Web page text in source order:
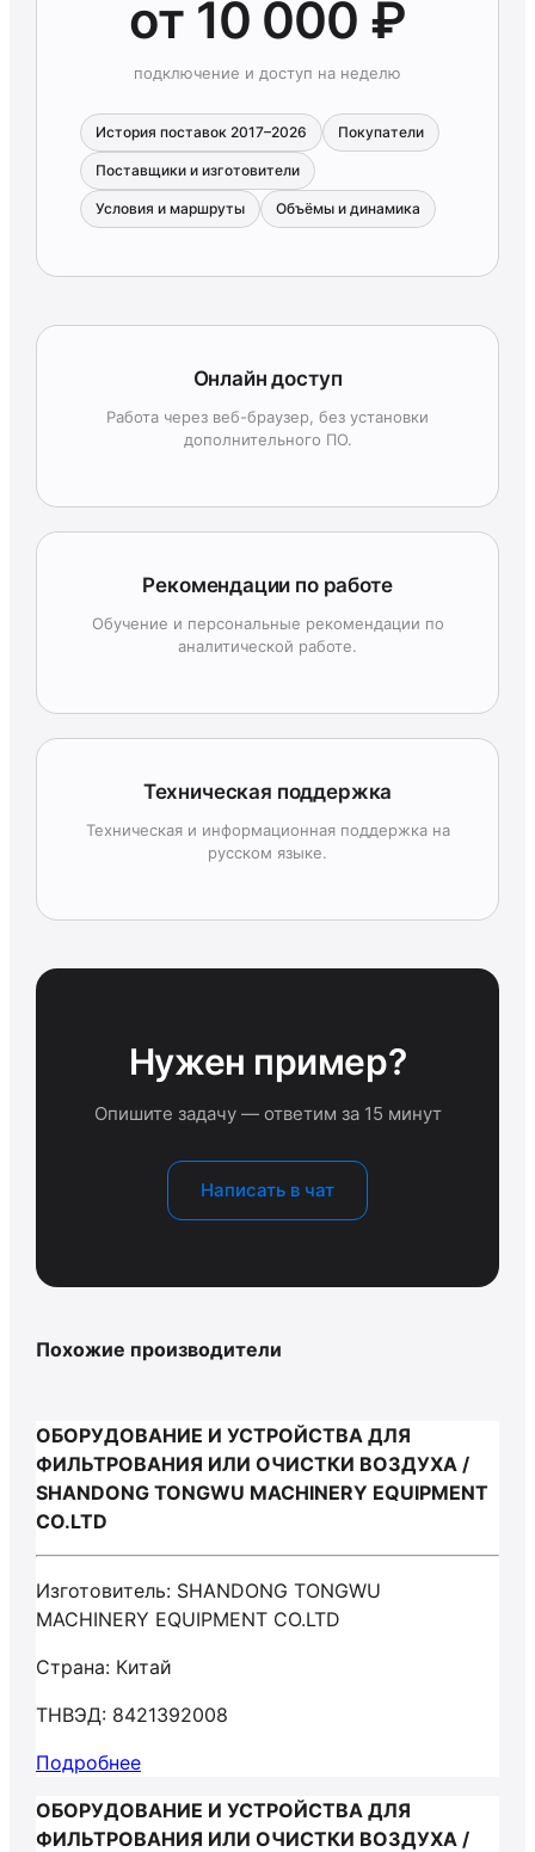
от 10 000 ₽
подключение и доступ на неделю
История поставок 2017–2026 Покупатели
Поставщики и изготовители
Условия и маршруты Объёмы и динамика
Онлайн доступ
Работа через веб-браузер, без установки
дополнительного ПО.
Рекомендации по работе
Обучение и персональные рекомендации по
аналитической работе.
Техническая поддержка
Техническая и информационная поддержка на
русском языке.
Нужен пример?
Опишите задачу — ответим за 15 минут
Написать в чат
Похожие производители
ОБОРУДОВАНИЕ И УСТРОЙСТВА ДЛЯ
ФИЛЬТРОВАНИЯ ИЛИ ОЧИСТКИ ВОЗДУХА /
SHANDONG TONGWU MACHINERY EQUIPMENT
CO.LTD
Изготовитель: SHANDONG TONGWU
MACHINERY EQUIPMENT CO.LTD
Страна: Китай
ТНВЭД: 8421392008
Подробнее
ОБОРУДОВАНИЕ И УСТРОЙСТВА ДЛЯ
ФИЛЬТРОВАНИЯ ИЛИ ОЧИСТКИ ВОЗДУХА /